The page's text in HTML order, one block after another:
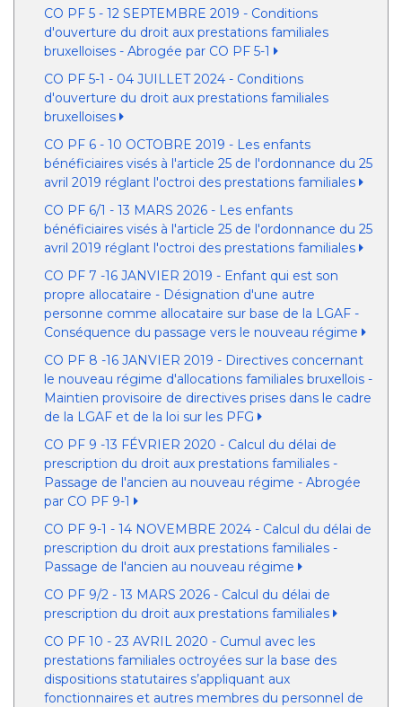
CO PF 5 - 12 SEPTEMBRE 2019 - Conditions
d'ouverture du droit aux prestations familiales
bruxelloises - Abrogée par CO PF 5-1
CO PF 5-1 - 04 JUILLET 2024 - Conditions
d'ouverture du droit aux prestations familiales
bruxelloises
CO PF 6 - 10 OCTOBRE 2019 - Les enfants
bénéficiaires visés à l'article 25 de l'ordonnance du 25
avril 2019 réglant l'octroi des prestations familiales
CO PF 6/1 - 13 MARS 2026 - Les enfants
bénéficiaires visés à l'article 25 de l'ordonnance du 25
avril 2019 réglant l'octroi des prestations familiales
CO PF 7 -16 JANVIER 2019 - Enfant qui est son
propre allocataire - Désignation d'une autre
personne comme allocataire sur base de la LGAF -
Conséquence du passage vers le nouveau régime
CO PF 8 -16 JANVIER 2019 - Directives concernant
le nouveau régime d'allocations familiales bruxellois -
Maintien provisoire de directives prises dans le cadre
de la LGAF et de la loi sur les PFG
CO PF 9 -13 FÉVRIER 2020 - Calcul du délai de
prescription du droit aux prestations familiales -
Passage de l'ancien au nouveau régime - Abrogée
par CO PF 9-1
CO PF 9-1 - 14 NOVEMBRE 2024 - Calcul du délai de
prescription du droit aux prestations familiales -
Passage de l'ancien au nouveau régime
CO PF 9/2 - 13 MARS 2026 - Calcul du délai de
prescription du droit aux prestations familiales
CO PF 10 - 23 AVRIL 2020 - Cumul avec les
prestations familiales octroyées sur la base des
dispositions statutaires s’appliquant aux
fonctionnaires et autres membres du personnel de